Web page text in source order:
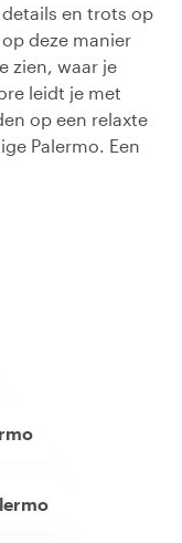
en trots op
deze manier
zien, waar je
leidt je met
op een relaxte
Palermo. Een